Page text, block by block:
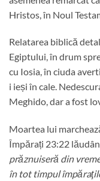
Hristos, în Noul
Relatarea biblică
Egiptului, în drum
cu Iosia, în ciuda
i ieși în cale.
Meghido, dar a fost
Moartea lui
Împărați 23:22
prăznuiseră din
în tot timpul